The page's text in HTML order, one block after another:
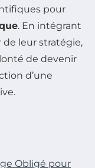
pour
. En intégrant
leur stratégie,
de devenir
d’une
Obligé pour